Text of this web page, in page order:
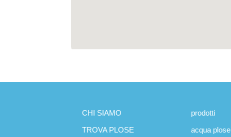
CHI SIAMO
TROVA PLOSE
prodotti
acqua plose